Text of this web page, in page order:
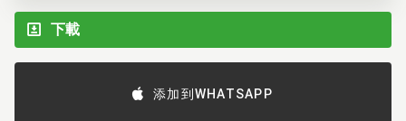
下載
添加到WHATSAPP